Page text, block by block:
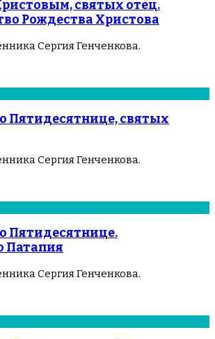
святых отец.
Рождества Христова
Сергия Генченкова.
Пятидесятнице, святых
Сергия Генченкова.
Пятидесятнице.
Патапия
Сергия Генченкова.